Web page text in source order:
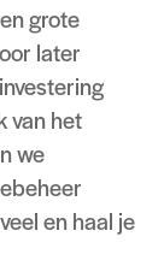
grote
later
van het
we
en haal je